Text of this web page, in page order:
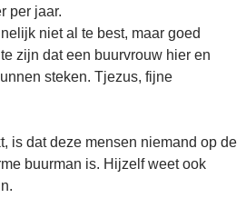
per jaar.
niet al te best, maar goed
zijn dat een buurvrouw hier en
steken. Tjezus, fijne
is dat deze mensen niemand op de
buurman is. Hijzelf weet ook